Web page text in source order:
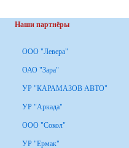
Наши партнёры
ООО "Левера"
ОАО "Зара"
УР "КАРАМАЗОВ АВТО"
УР "Аркада"
ООО "Сокол"
УР "Ермак"